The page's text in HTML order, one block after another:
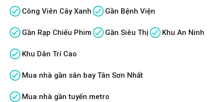
Công Viên Cây Xanh Gần Bệnh Viện
Gần Rạp Chiếu Phim Gần Siêu Thị Khu An Ninh
Khu Dân Trí Cao
Mua nhà gần sân bay Tân Sơn Nhất
Mua nhà gần tuyến metro